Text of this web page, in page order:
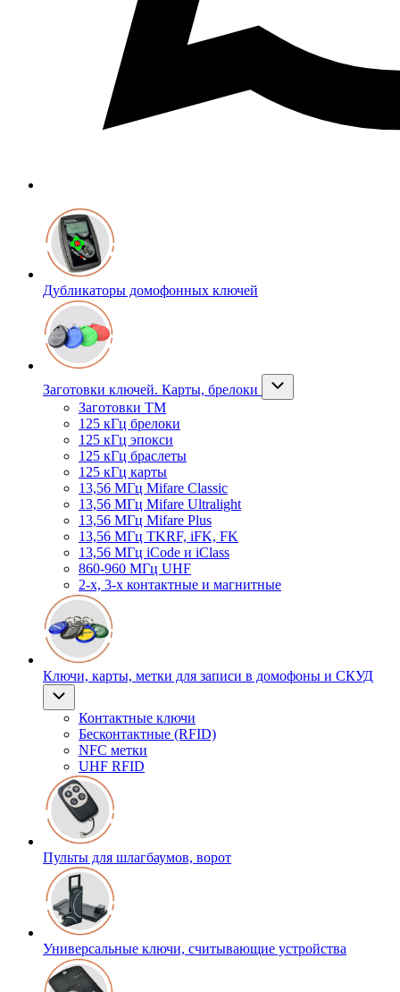
Дубликаторы домофонных ключей
Заготовки ключей. Карты, брелоки
Заготовки ТМ
125 кГц брелоки
125 кГц эпокси
125 кГц браслеты
125 кГц карты
13,56 МГц Mifare Classic
13,56 МГц Mifare Ultralight
13,56 МГц Mifare Plus
13,56 МГц TKRF, iFK, FK
13,56 МГц iCode и iClass
860-960 МГц UHF
2-х, 3-х контактные и магнитные
Ключи, карты, метки для записи в домофоны и СКУД
Контактные ключи
Бесконтактные (RFID)
NFC метки
UHF RFID
Пульты для шлагбаумов, ворот
Универсальные ключи, считывающие устройства